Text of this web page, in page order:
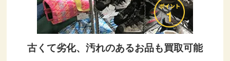
古くて劣化、汚れのあるお品も買取可能